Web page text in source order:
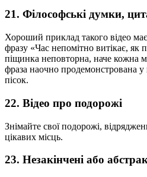
21. Філософські думки,
Хороший приклад такого відео
фразу «Час непомітно витікає, як
піщинка неповторна, наче кожна
фраза наочно продемонстрована у
пісок.
22. Відео про подорожі
Знімайте свої подорожі,
цікавих місць.
23. Незакінчені або